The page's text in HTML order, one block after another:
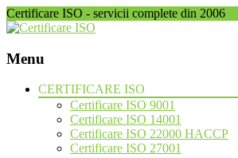
Certificare ISO - servicii complete din 2006
Menu
Skip
CERTIFICARE ISO
Certificare ISO 9001
Certificare ISO 14001
Certificare ISO 22000 HACCP
Certificare ISO 27001